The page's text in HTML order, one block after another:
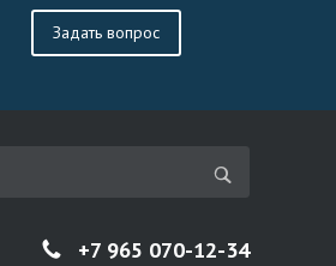
Задать вопрос
+7 965 070-12-34